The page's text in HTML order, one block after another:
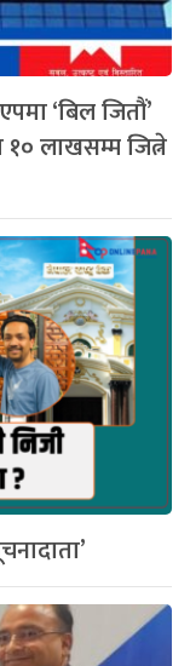
‘बिल जितौं’
१० लाखसम्म जित्ने